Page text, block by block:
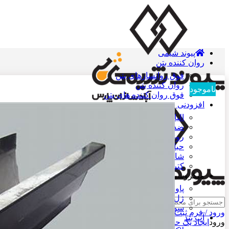
ورود / فرم ثبت نام
ورود ایجاد یک حساب کاربری؟
پیوند شیمی
روان کننده بتن
فوق روانسازهای بتن
روان کننده بتن
فوق روان کننده های بتن
افزودنی بتن
الیاف پلی پروپیلن
ضد یخ بتن
روغن قالب بتن
حباب ساز بتن
شاتکریت
کتراک
میکروسیلیس
پاور ژل میکروسیلیس
ژل میکروسیلیس
سوپر ژل الیافی میکروسیلیس
آب بند
ناموجود